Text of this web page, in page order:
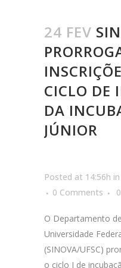
24 FEV
CICLO DE
DA
JÚNIOR
Posted at 14:56h in
0 Comments
0
O Departamento
Universidade
(SINOVA/UFSC)
o ciclo I de